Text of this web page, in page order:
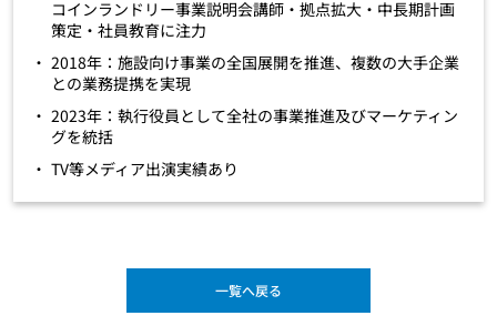
コインランドリー事業説明会講師・拠点拡大・中長期計画
策定・社員教育に注力
2018年：施設向け事業の全国展開を推進、複数の大手企業
との業務提携を実現
2023年：執行役員として全社の事業推進及びマーケティン
グを統括
TV等メディア出演実績あり
一覧へ戻る